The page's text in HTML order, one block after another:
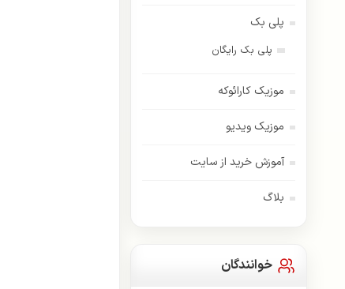
پلی بک
پلی بک رایگان
موزیک کارائوکه
موزیک ویدیو
آموزش خرید از سایت
بلاگ
خوانندگان